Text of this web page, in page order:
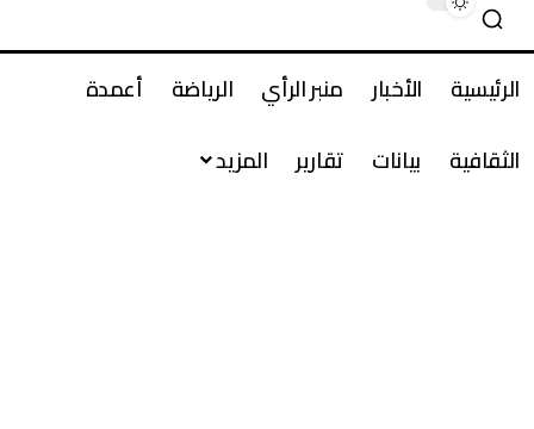
الرئيسية الأخبار منبر الرأي الرياضة
أعمدة
الثقافية
بيانات تقارير المزيد